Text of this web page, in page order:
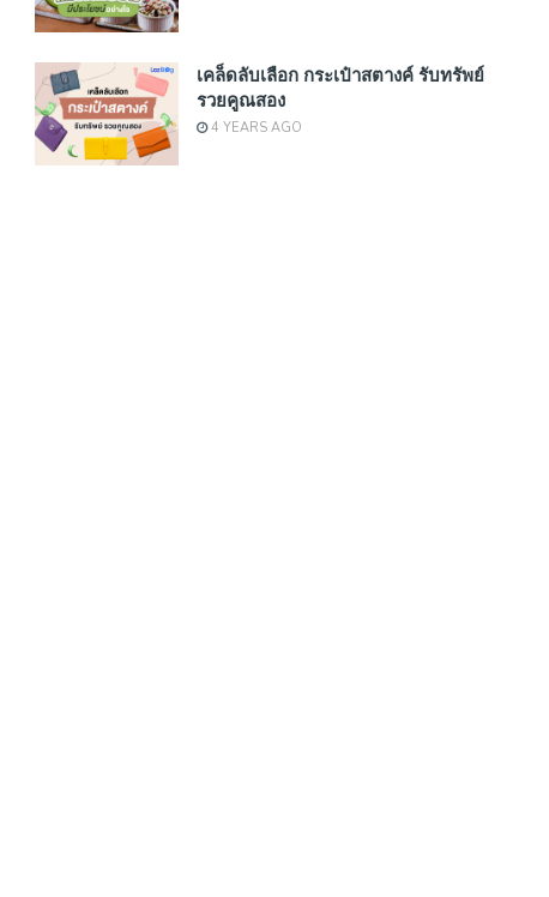
เคล็ดลับเลือก กระเป๋าสตางค์ รับทรัพย์
รวยคูณสอง
4 YEARS AGO